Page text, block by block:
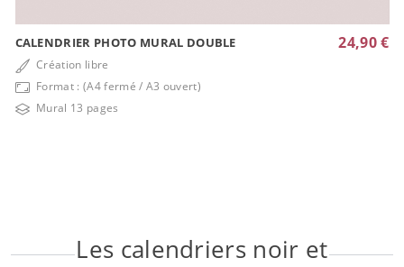
CALENDRIER PHOTO MURAL DOUBLE
Création libre
Format : (A4 fermé / A3 ouvert)
Mural 13 pages
24,90 €
Les calendriers noir et